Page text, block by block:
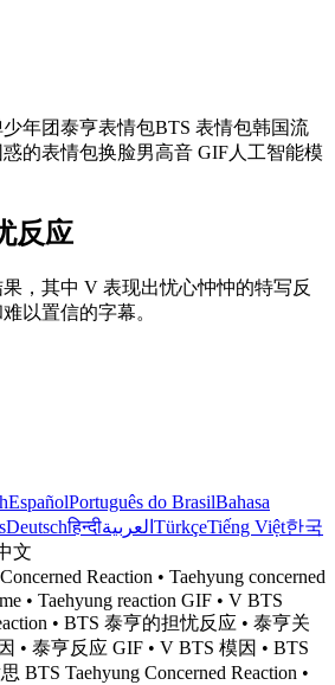
年团泰亨表情包BTS 表情包韩国流
惑的表情包换脸男高音 GIF人工智能模
反应
，其中 V 表现出忧心忡忡的特写反
以置信的字幕。
EspañolPortuguês do BrasilBahasa
Deutschहिन्दीالعربية TürkçeTiếng Việt한국
文
Reaction • Taehyung concerned
• Taehyung reaction GIF • V BTS
• BTS 泰亨的担忧反应 • 泰亨关
• 泰亨反应 GIF • V BTS 模因 • BTS
BTS Taehyung Concerned Reaction •